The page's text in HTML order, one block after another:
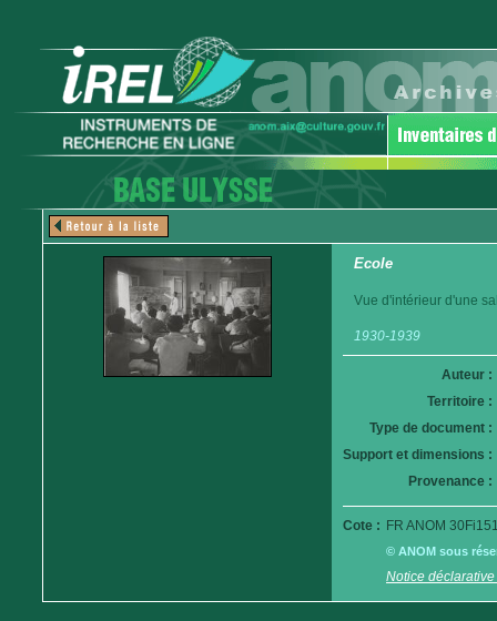
Ecole
Vue d'intérieur d'une
1930-1939
Auteur :
Territoire :
Type de document :
Support et dimensions :
Provenance :
Cote : FR ANOM
© ANOM sous
Notice